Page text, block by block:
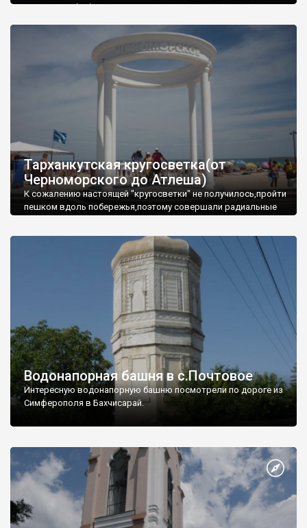
запрошую відвідати це
Тарханкутская кругосветка(от
Черноморского до Атлеша)
К сожалению настоящей "кругосветки" не получилось,пройти
пешком вдоль побережья,поэтому совершали радиальные
Водонапорная башня в с.Почтовое
Интересную водонапорную башню посмотрели по дороге из
Симферополя в Бахчисарай.